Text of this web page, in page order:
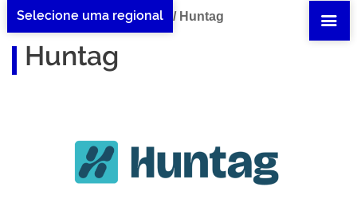
Selecione uma regional
Home Huntag/Benefícios / Huntag
Huntag